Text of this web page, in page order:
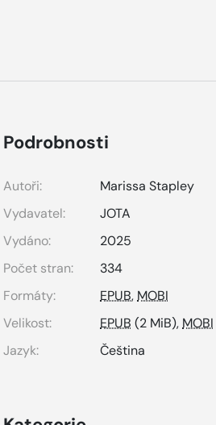
Podrobnosti
Autoři:
Marissa Stapley
Vydavatel:
JOTA
Vydáno:
2025
Počet stran:
334
Formáty:
EPUB, MOBI
Velikost:
EPUB (2 MiB), MOBI
Jazyk:
Čeština